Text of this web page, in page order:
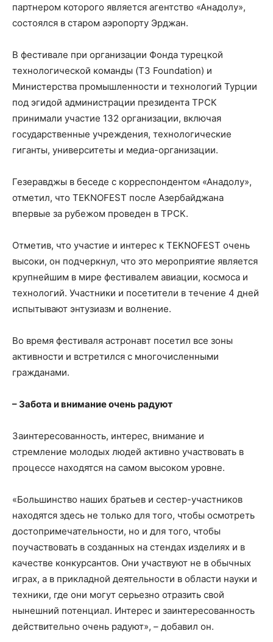
партнером которого является агентство «Анадолу»,
состоялся в старом аэропорту Эрджан.
В фестивале при организации Фонда турецкой
технологической команды (T3 Foundation) и
Министерства промышленности и технологий Турции
под эгидой администрации президента ТРСК
принимали участие 132 организации, включая
государственные учреждения, технологические
гиганты, университеты и медиа-организации.
Гезеравджы в беседе с корреспондентом «Анадолу»,
отметил, что TEKNOFEST после Азербайджана
впервые за рубежом проведен в ТРСК.
Отметив, что участие и интерес к TEKNOFEST очень
высоки, он подчеркнул, что это мероприятие является
крупнейшим в мире фестивалем авиации, космоса и
технологий. Участники и посетители в течение 4 дней
испытывают энтузиазм и волнение.
Во время фестиваля астронавт посетил все зоны
активности и встретился с многочисленными
гражданами.
– Забота и внимание очень радуют
Заинтересованность, интерес, внимание и
стремление молодых людей активно участвовать в
процессе находятся на самом высоком уровне.
«Большинство наших братьев и сестер-участников
находятся здесь не только для того, чтобы осмотреть
достопримечательности, но и для того, чтобы
поучаствовать в созданных на стендах изделиях и в
качестве конкурсантов. Они участвуют не в обычных
играх, а в прикладной деятельности в области науки и
техники, где они могут серьезно отразить свой
нынешний потенциал. Интерес и заинтересованность
действительно очень радуют», – добавил он.